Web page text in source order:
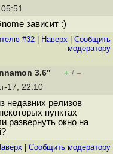
зависит :)
#32 Наверх
Cообщить
модератору
3.6" + / –
17, 22:10
недавних релизов
пунктах
развернуть окно на
Cообщить модератору